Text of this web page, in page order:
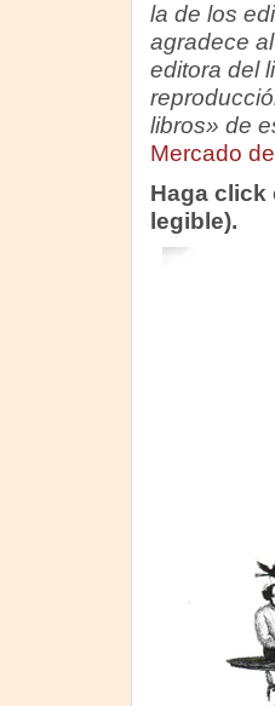
la de los
agradece
editora del
libros» de
Mercado
Haga click
legible).